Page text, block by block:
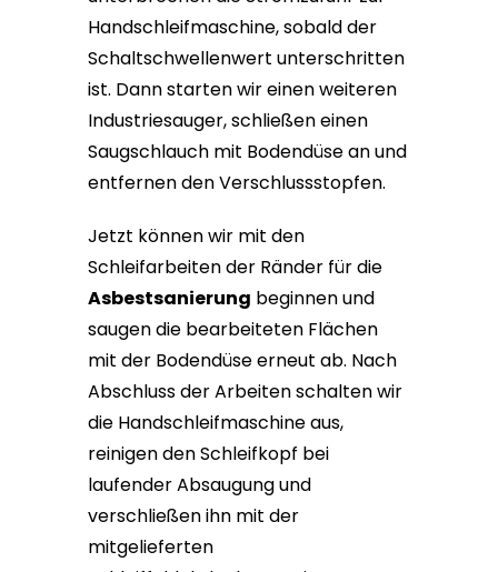
Handschleifmaschine, sobald der
Schaltschwellenwert unterschritten
ist. Dann starten wir einen weiteren
Industriesauger, schließen einen
Saugschlauch mit Bodendüse an und
entfernen den Verschlussstopfen.
Jetzt können wir mit den
Schleifarbeiten der Ränder für die
Asbestsanierung beginnen und
saugen die bearbeiteten Flächen
mit der Bodendüse erneut ab. Nach
Abschluss der Arbeiten schalten wir
die Handschleifmaschine aus,
reinigen den Schleifkopf bei
laufender Absaugung und
verschließen ihn mit der
mitgelieferten